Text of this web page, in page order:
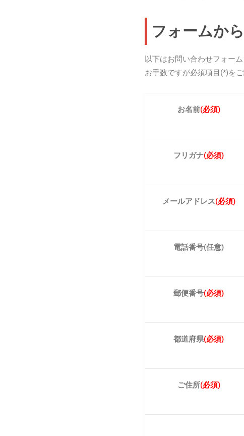
フォームから
以下はお問い合わせフォーム
お手数ですが必須項目(*)を
お名前(必須)
フリガナ(必須)
メールアドレス(必須)
電話番号(任意)
郵便番号(必須)
都道府県(必須)
ご住所(必須)